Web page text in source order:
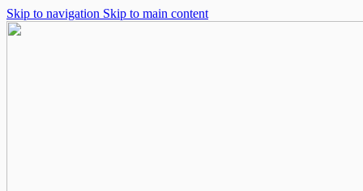
Skip to navigation Skip to main content